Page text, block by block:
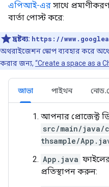
এপিআই-এর সাথে
বার্তা পোস্ট করে:
দ্রষ্টব্য: https://
অথরাইজেশন স্কোপ ব্যবহার করে
করার জন্য, “Create a space as a
জাভা পাইথন
আপনার প্রোজেক্ট
src/main/java/
thsample/
App.java
প্রতিস্থাপন করুন: